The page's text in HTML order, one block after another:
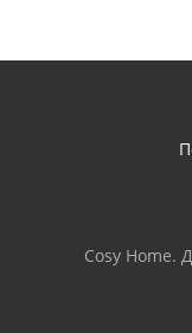
Сosy Home.